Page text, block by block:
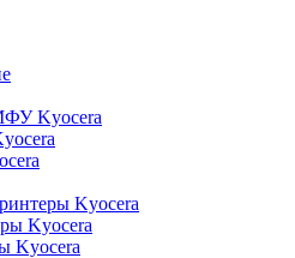
Kyocera
Kyocera
Kyocera
Kyocera